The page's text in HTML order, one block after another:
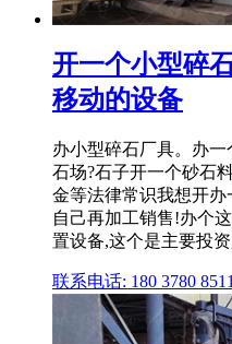
开一个小型碎
移动的设备
办小型碎石厂具。办
石场?石子开一个砂石
金等法律常识我想开
自己再加工销售!办个
置设备,这个是主要投
联系电话: 180 3780 8511